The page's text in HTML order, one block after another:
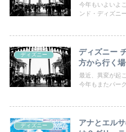
今年もいよいよ
ンド・ディズニ
ディズニー
ディズニー
方から行く
最近、異変が起
今年もまたパー
ディズニー
アナとエル